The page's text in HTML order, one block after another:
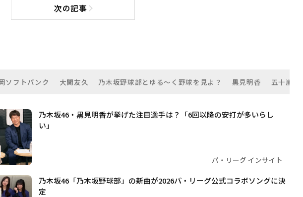
次の記事次の記事へ
ソフトバンク 大関友久 乃木坂野球部とゆる～く野球を見よ？ 黒見明香 五十嵐亮太
乃木坂46・黒見明香が挙げた注目選手は？「6回以降の安打が多いらし
い」
パ・リーグ インサイト
乃木坂46「乃木坂野球部」の新曲が2026パ・リーグ公式コラボソングに決
定